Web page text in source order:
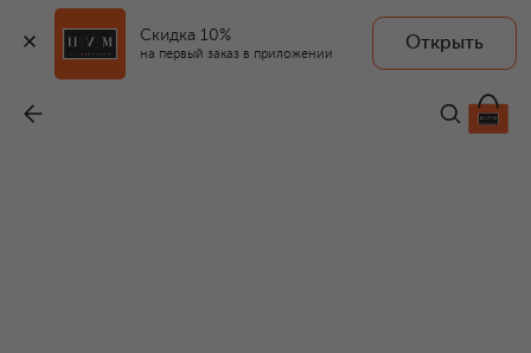
Скидка 10%
на первый заказ в приложении
Открыть
17 150 ₽